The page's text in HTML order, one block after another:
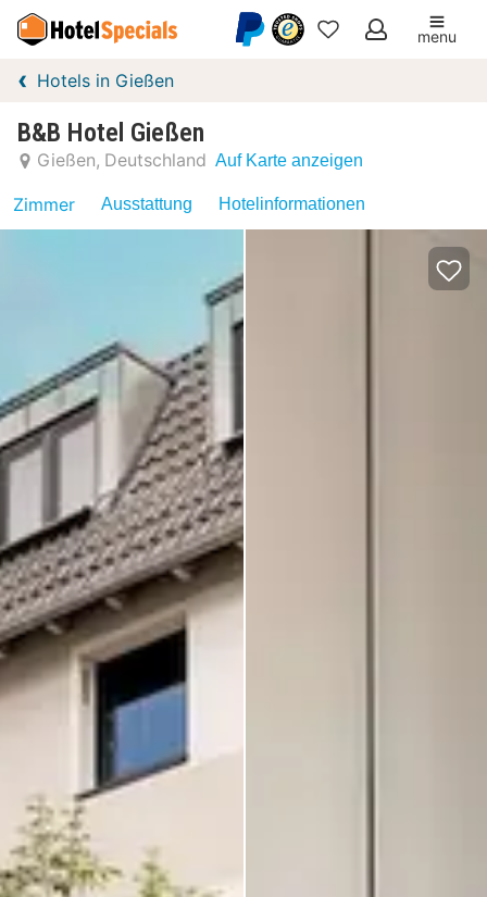
Meine
menu
Hotels in Gießen
B&B Hotel Gießen
Gießen Deutschland Auf Karte anzeigen
Zimmer Ausstattung Hotelinformationen